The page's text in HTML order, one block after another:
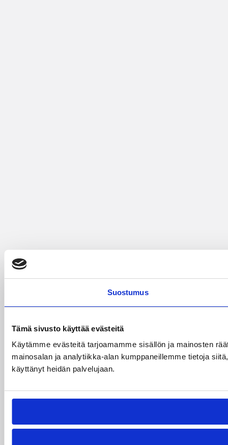
Suostumus
Tämä sivusto käyttää evästeitä
Käytämme evästeitä tarjoamamme sisällön ja mainosten
mainosalan ja analytiikka-alan kumppaneillemme tietoja
käyttänyt heidän palvelujaan.